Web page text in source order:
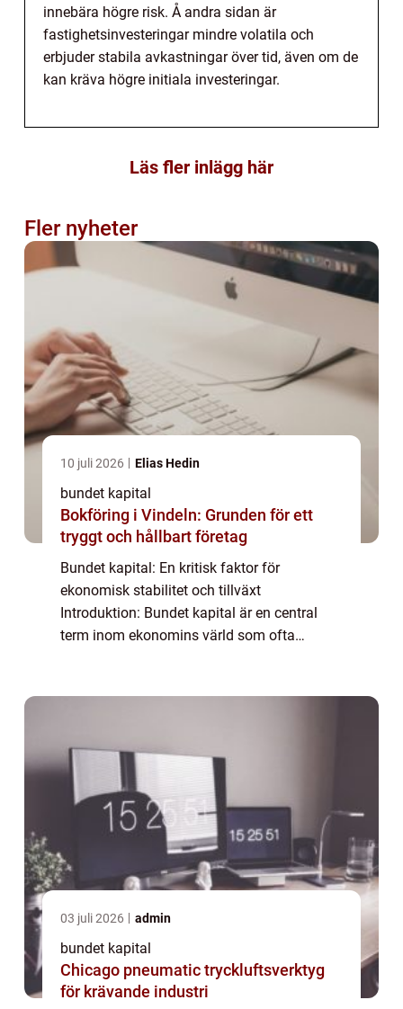
innebära högre risk. Å andra sidan är
fastighetsinvesteringar mindre volatila och
erbjuder stabila avkastningar över tid, även om de
kan kräva högre initiala investeringar.
Läs fler inlägg här
Fler nyheter
10 juli 2026 Elias Hedin
bundet kapital
Bokföring i Vindeln: Grunden för ett
tryggt och hållbart företag
Bundet kapital: En kritisk faktor för
ekonomisk stabilitet och tillväxt
Introduktion: Bundet kapital är en central
term inom ekonomins värld som ofta
03 juli 2026 admin
bundet kapital
Chicago pneumatic tryckluftsverktyg
för krävande industri